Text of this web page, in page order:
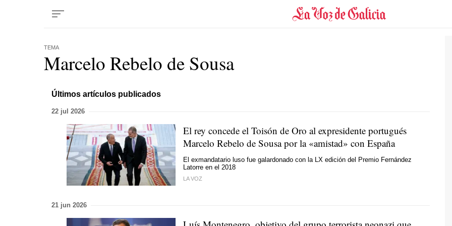
TEMA
Marcelo Rebelo de Sousa
Últimos artículos publicados
22 jul 2026
El rey concede el Toisón de Oro al expresidente portugués
Marcelo Rebelo de Sousa por la «amistad» con España
El exmandatario luso fue galardonado con la LX edición del Premio Fernández
Latorre en el 2018
LA VOZ
21 jun 2026